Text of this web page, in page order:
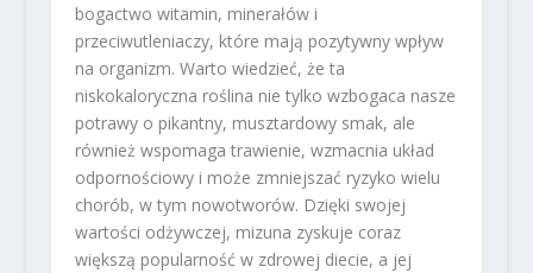
bogactwo witamin, minerałów i
przeciwutleniaczy, które mają pozytywny wpływ
na organizm. Warto wiedzieć, że ta
niskokaloryczna roślina nie tylko wzbogaca nasze
potrawy o pikantny, musztardowy smak, ale
również wspomaga trawienie, wzmacnia układ
odpornościowy i może zmniejszać ryzyko wielu
chorób, w tym nowotworów. Dzięki swojej
wartości odżywczej, mizuna zyskuje coraz
większą popularność w zdrowej diecie, a jej